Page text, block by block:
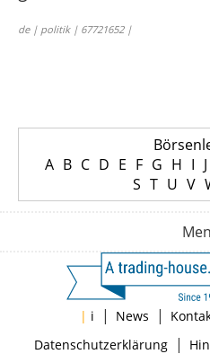
de | politik | 67721652 |
A B C D E F G H I J
S T U V
| i | News |
Datenschutzerklärung|